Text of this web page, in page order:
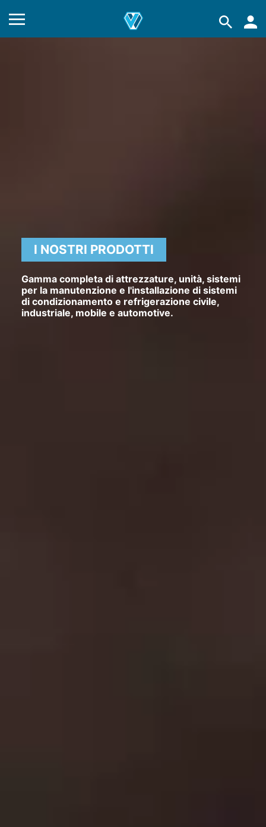
I NOSTRI PRODOTTI
Gamma completa di attrezzature, unità, sistemi
per la manutenzione e l'installazione di sistemi
di condizionamento e refrigerazione civile,
industriale, mobile e automotive.